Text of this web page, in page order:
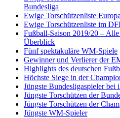
Bundesliga
Ewige Torschützenliste
Ewige Torschützenliste im
Fußball-Saison 2019/20 –
Überblick
Fünf spektakuläre WM-Spiele
Gewinner und Verlierer der
Highlights des deutschen
Höchste Siege in der
Jüngste Bundesligaspieler bei
Jüngste Torschützen der
Jüngste Torschützen der
Jüngste WM-Spieler